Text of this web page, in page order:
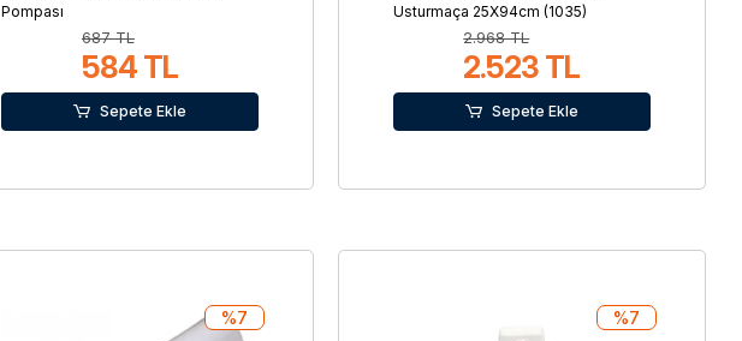
Pompası
687 TL
584 TL
Sepete Ekle
Usturmaça 25X94cm (1035)
2.968 TL
2.523 TL
Sepete Ekle
%7 %7